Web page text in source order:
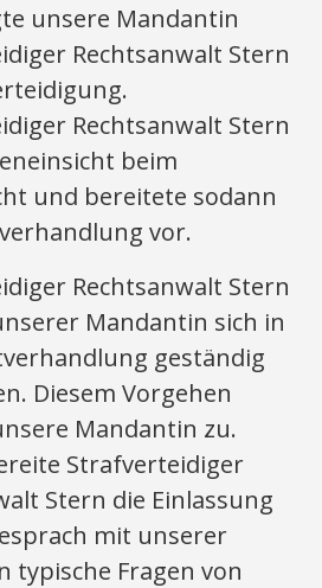
unsere Mandantin
Rechtsanwalt Stern
Rechtsanwalt Stern
beim
und bereitete sodann
vor.
Rechtsanwalt Stern
Mandantin sich in
geständig
Diesem Vorgehen
Mandantin zu.
Strafverteidiger
Stern die Einlassung
mit unserer
typische Fragen von